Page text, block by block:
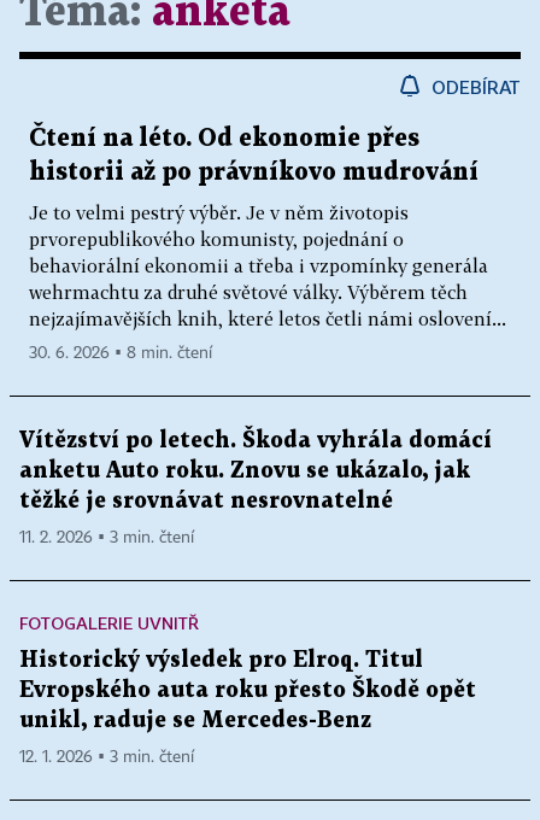
Téma: anketa
ODEBÍRAT
Čtení na léto. Od ekonomie přes
historii až po právníkovo mudrování
Je to velmi pestrý výběr. Je v něm životopis
prvorepublikového komunisty, pojednání o
behaviorální ekonomii a třeba i vzpomínky generála
wehrmachtu za druhé světové války. Výběrem těch
nejzajímavějších knih, které letos četli námi oslovení...
30. 6. 2026 ▪ 8 min. čtení
Vítězství po letech. Škoda vyhrála domácí
anketu Auto roku. Znovu se ukázalo, jak
těžké je srovnávat nesrovnatelné
11. 2. 2026 ▪ 3 min. čtení
FOTOGALERIE UVNITŘ
Historický výsledek pro Elroq. Titul
Evropského auta roku přesto Škodě opět
unikl, raduje se Mercedes-Benz
12. 1. 2026 ▪ 3 min. čtení